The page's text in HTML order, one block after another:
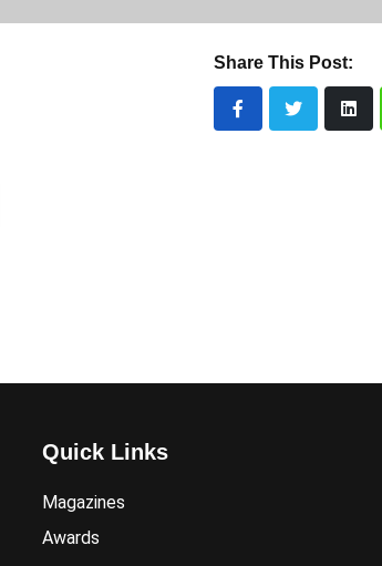
Share This Post:
Quick Links
Magazines
Awards